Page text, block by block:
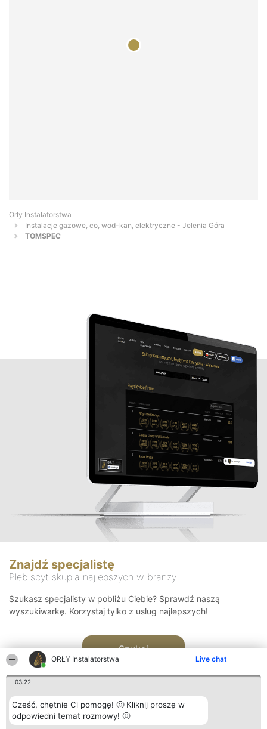
ORŁY Instalatorstwa Live chat
03:22
Cześć, chętnie Ci pomogę! 🙂 Kliknij proszę w
odpowiedni temat rozmowy! 🙂
Orły Instalatorstwa
Instalacje gazowe, co, wod-kan, elektryczne - Jelenia Góra
TOMSPEC
Znajdź specjalistę
Plebiscyt skupia najlepszych w branży
Szukasz specjalisty w pobliżu Ciebie? Sprawdź naszą
wyszukiwarkę. Korzystaj tylko z usług najlepszych!
Szukaj